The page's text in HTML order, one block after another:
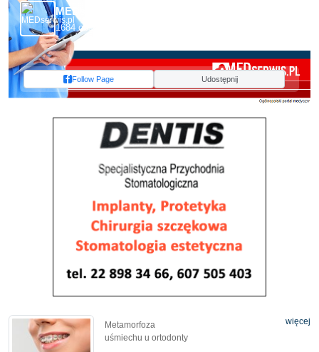
MEDserwis.pl - Ogólnopolski Portal Medyczny
1684 obserwujących
Follow Page Udostępnij
Metamorfoza
uśmiechu u ortodonty
więcej